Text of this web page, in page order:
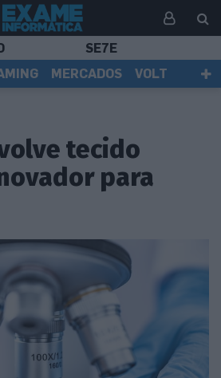
SE7E
MERCADOS
VOLT
tecido
para